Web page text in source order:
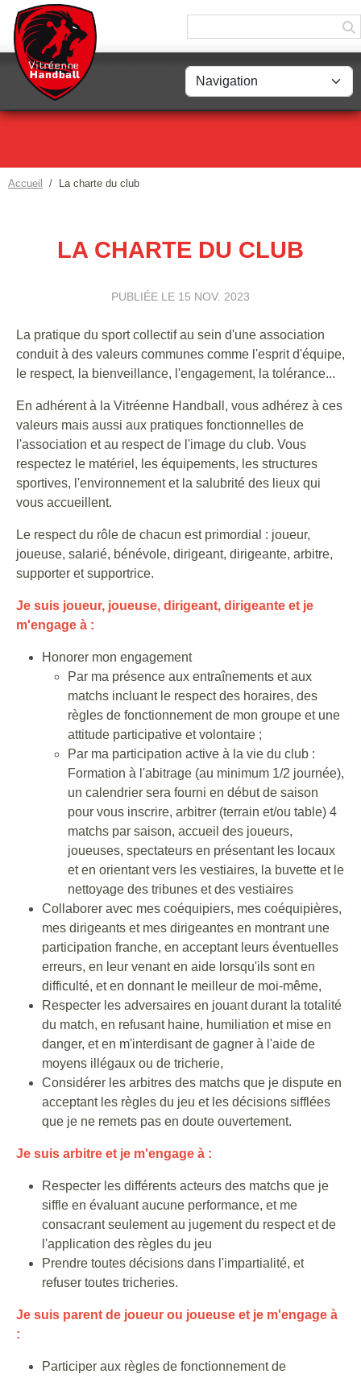
Accueil La charte du club
LA CHARTE DU CLUB
PUBLIÉE LE 15 NOV. 2023
La pratique du sport collectif au sein d'une association
conduit à des valeurs communes comme l'esprit d'équipe,
le respect, la bienveillance, l'engagement, la tolérance...
En adhérent à la Vitréenne Handball, vous adhérez à ces
valeurs mais aussi aux pratiques fonctionnelles de
l'association et au respect de l'image du club. Vous
respectez le matériel, les équipements, les structures
sportives, l'environnement et la salubrité des lieux qui
vous accueillent.
Le respect du rôle de chacun est primordial : joueur,
joueuse, salarié, bénévole, dirigeant, dirigeante, arbitre,
supporter et supportrice.
Je suis joueur, joueuse, dirigeant, dirigeante et je
m'engage à :
Honorer mon engagement
Par ma présence aux entraînements et aux
matchs incluant le respect des horaires, des
règles de fonctionnement de mon groupe et une
attitude participative et volontaire ;
Par ma participation active à la vie du club :
Formation à l'abitrage (au minimum 1/2 journée),
un calendrier sera fourni en début de saison
pour vous inscrire, arbitrer (terrain et/ou table) 4
matchs par saison, accueil des joueurs,
joueuses, spectateurs en présentant les locaux
et en orientant vers les vestiaires, la buvette et le
nettoyage des tribunes et des vestiaires
Collaborer avec mes coéquipiers, mes coéquipières,
mes dirigeants et mes dirigeantes en montrant une
participation franche, en acceptant leurs éventuelles
erreurs, en leur venant en aide lorsqu'ils sont en
difficulté, et en donnant le meilleur de moi-même,
Respecter les adversaires en jouant durant la totalité
du match, en refusant haine, humiliation et mise en
danger, et en m'interdisant de gagner à l'aide de
moyens illégaux ou de tricherie,
Considérer les arbitres des matchs que je dispute en
acceptant les règles du jeu et les décisions sifflées
que je ne remets pas en doute ouvertement.
Je suis arbitre et je m'engage à :
Respecter les différents acteurs des matchs que je
siffle en évaluant aucune performance, et me
consacrant seulement au jugement du respect et de
l'application des règles du jeu
Prendre toutes décisions dans l'impartialité, et
refuser toutes tricheries.
Je suis parent de joueur ou joueuse et je m'engage à
:
Participer aux règles de fonctionnement de
Panneau de gestion des cookies